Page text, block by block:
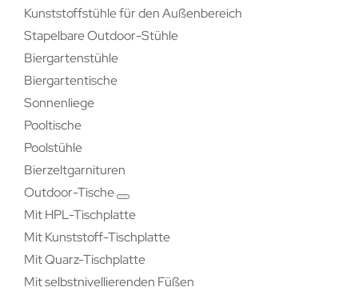
Kunststoffstühle für den Außenbereich
Stapelbare Outdoor-Stühle
Biergartenstühle
Biergartentische
Sonnenliege
Pooltische
Poolstühle
Bierzeltgarnituren
Outdoor-Tische
Mit HPL-Tischplatte
Mit Kunststoff-Tischplatte
Mit Quarz-Tischplatte
Mit selbstnivellierenden Füßen